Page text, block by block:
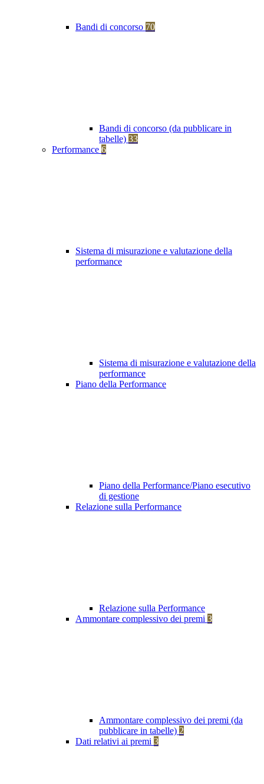
Bandi di concorso 70
Bandi di concorso (da pubblicare in
tabelle) 33
Performance 6
Sistema di misurazione e valutazione della
performance
Sistema di misurazione e valutazione della
performance
Piano della Performance
Piano della Performance/Piano esecutivo
di gestione
Relazione sulla Performance
Relazione sulla Performance
Ammontare complessivo dei premi 3
Ammontare complessivo dei premi (da
pubblicare in tabelle) 2
Dati relativi ai premi 3